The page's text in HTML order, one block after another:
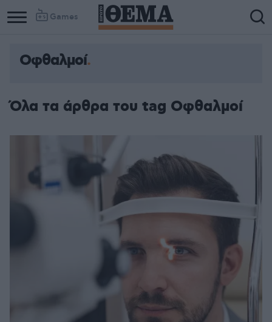
Games
Οφθαλμοί
Όλα τα άρθρα του tag Οφθαλμοί